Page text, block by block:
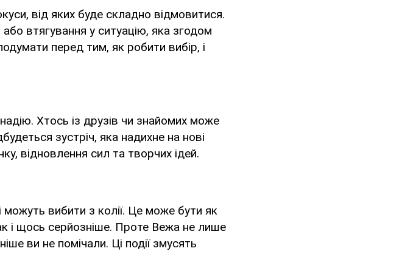
від яких буде складно відмовитися.
втягування у ситуацію, яка згодом
перед тим, як робити вибір, і
Хтось із друзів чи знайомих може
зустріч, яка надихне на нові
відновлення сил та творчих ідей.
можуть вибити з колії. Це може бути як
і щось серйозніше. Проте Вежа не лише
ви не помічали. Ці події змусять